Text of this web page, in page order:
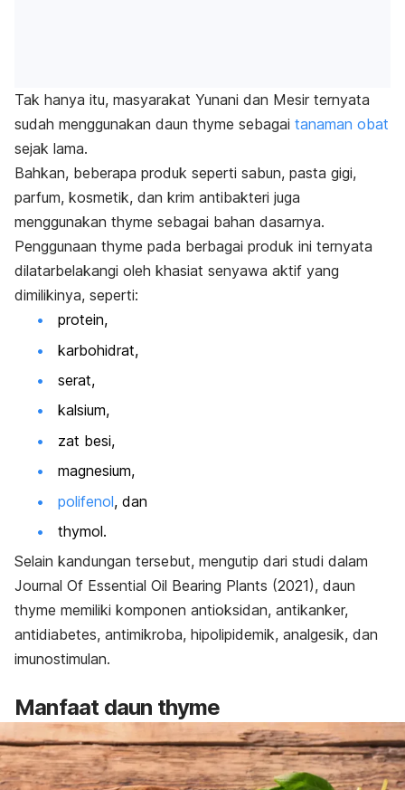
Tak hanya itu, masyarakat Yunani dan Mesir ternyata
sudah menggunakan daun thyme sebagai tanaman obat
sejak lama.
Bahkan, beberapa produk seperti sabun, pasta gigi,
parfum, kosmetik, dan krim antibakteri juga
menggunakan thyme sebagai bahan dasarnya.
Penggunaan thyme pada berbagai produk ini ternyata
dilatarbelakangi oleh khasiat senyawa aktif yang
dimilikinya, seperti:
protein,
karbohidrat,
serat,
kalsium,
zat besi,
magnesium,
polifenol, dan
thymol.
Selain kandungan tersebut, mengutip dari studi dalam
Journal Of Essential Oil Bearing Plants (2021), daun
thyme memiliki komponen antioksidan, antikanker,
antidiabetes, antimikroba, hipolipidemik, analgesik, dan
imunostimulan.
Manfaat daun thyme